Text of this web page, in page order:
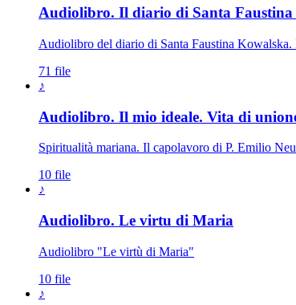
Audiolibro. Il diario di Santa
Audiolibro del diario di Santa Faustina
71 file
♪
Audiolibro. Il mio ideale. Vita di
Spiritualità mariana. Il capolavoro di P. Emilio
10 file
♪
Audiolibro. Le virtu di Maria
Audiolibro "Le virtù di Maria"
10 file
♪